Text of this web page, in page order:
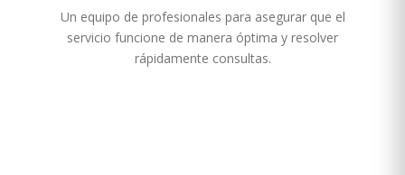
Un equipo de profesionales para asegurar que el
servicio funcione de manera óptima y resolver
rápidamente consultas.